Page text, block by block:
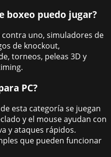
boxeo puedo jugar?
uno, simuladores de
de knockout,
torneos, peleas 3D y
PC?
esta categoría se juegan
y el mouse ayudan con
y ataques rápidos.
que pueden funcionar